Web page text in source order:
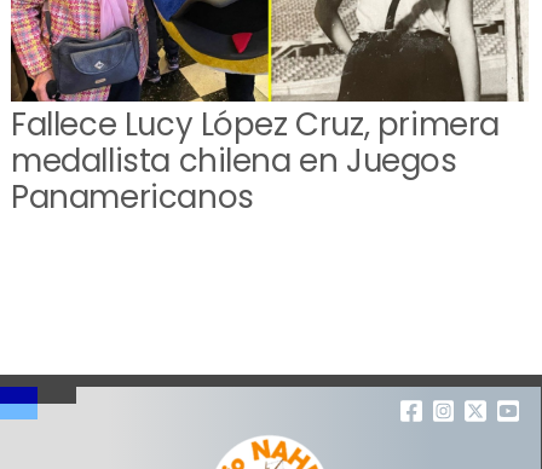
Fallece Lucy López Cruz, primera
medallista chilena en Juegos
Panamericanos